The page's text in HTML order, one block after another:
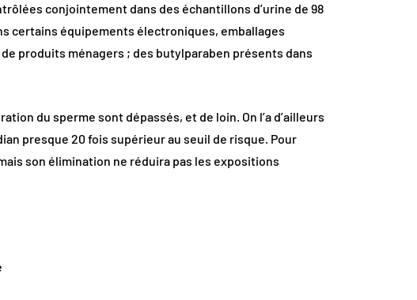
conjointement dans des échantillons d’urine de 98
certains équipements électroniques, emballages
produits ménagers ; des butylparaben présents dans
du sperme sont dépassés, et de loin. On l’a d’ailleurs
presque 20 fois supérieur au seuil de risque. Pour
son élimination ne réduira pas les expositions